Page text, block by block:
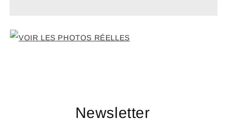
VOIR LES PHOTOS RÉELLES
Newsletter